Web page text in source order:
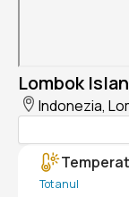
Lombok
Indonezia,
Tot anul